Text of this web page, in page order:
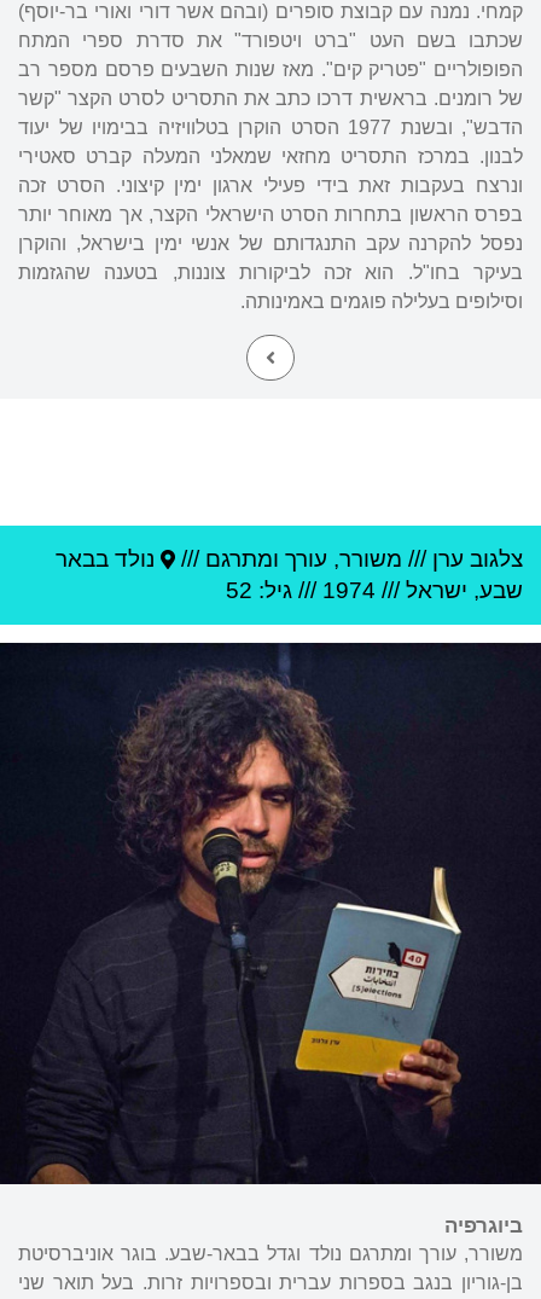
קמחי. נמנה עם קבוצת סופרים (ובהם אשר דורי ואורי בר-יוסף)
שכתבו בשם העט "ברט ויטפורד" את סדרת ספרי המתח
הפופולריים "פטריק קים". מאז שנות השבעים פרסם מספר רב
של רומנים. בראשית דרכו כתב את התסריט לסרט הקצר "קשר
הדבש", ובשנת 1977 הסרט הוקרן בטלוויזיה בבימויו של יעוד
לבנון. במרכז התסריט מחזאי שמאלני המעלה קברט סאטירי
ונרצח בעקבות זאת בידי פעילי ארגון ימין קיצוני. הסרט זכה
בפרס הראשון בתחרות הסרט הישראלי הקצר, אך מאוחר יותר
נפסל להקרנה עקב התנגדותם של אנשי ימין בישראל, והוקרן
בעיקר בחו"ל. הוא זכה לביקורות צוננות, בטענה שהגזמות
וסילופים בעלילה פוגמים באמינותה.
צלגוב ערן /// משורר, עורך ומתרגם /// נולד בבאר
שבע, ישראל///
1974 /// גיל: 52
ביוגרפיה
משורר, עורך ומתרגם נולד וגדל בבאר-שבע. בוגר אוניברסיטת
בן-גוריון בנגב בספרות עברית ובספרויות זרות. בעל תואר שני